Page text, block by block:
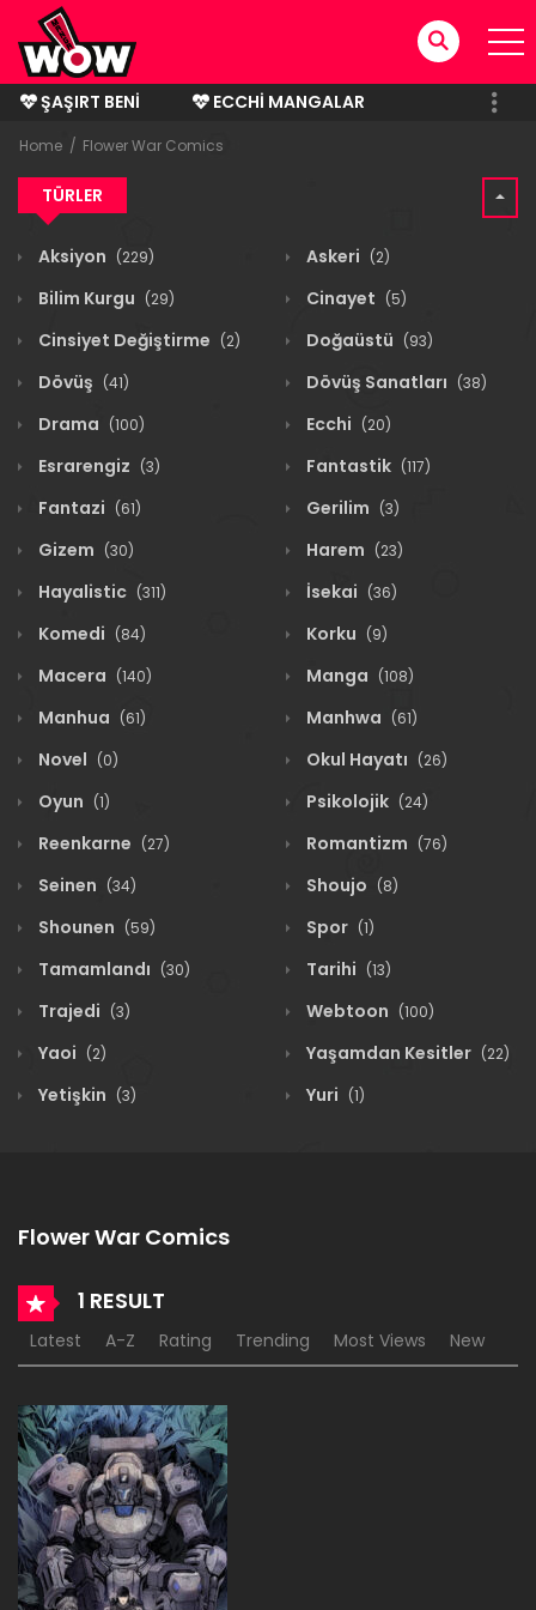
ŞAŞIRT BENI
ECCHI MANGALAR
BITMIŞ MANGALAR
Home Flower War Comics
TÜRLER
Aksiyon (229) Askeri (2)
Bilim Kurgu (29) Cinayet (5)
Cinsiyet Değiştirme (2) Doğaüstü (93)
Dövüş (41) Dövüş Sanatları (38)
Drama (100) Ecchi (20)
Esrarengiz (3) Fantastik (117)
Fantazi (61) Gerilim (3)
Gizem (30) Harem (23)
Hayalistic (311) İsekai (36)
Komedi (84) Korku (9)
Macera (140) Manga (108)
Manhua (61) Manhwa (61)
Novel (0) Okul Hayatı (26)
Oyun (1) Psikolojik (24)
Reenkarne (27) Romantizm (76)
Seinen (34) Shoujo (8)
Shounen (59) Spor (1)
Tamamlandı (30) Tarihi (13)
Trajedi (3) Webtoon (100)
Yaoi (2) Yaşamdan Kesitler (22)
Yetişkin (3) Yuri (1)
Flower War Comics
1 RESULT
Latest A-Z Rating Trending Most Views New